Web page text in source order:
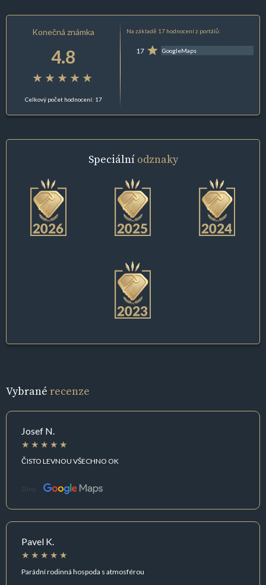
Konečná známka
4.8
Celkový počet hodnocení: 17
Na základě 17 hodnocení z portálů:
17 GoogleMaps
Speciální odznaky
Vybrané recenze
Josef N.
ČISTO LEVNOU VŠECHNO OK
Zdroj:
Pavel K.
Parádní rodinná hospoda s atmosférou